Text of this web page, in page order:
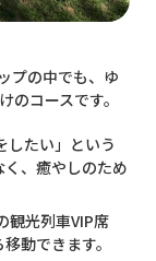
プの中でも、ゆ
コースです。
したい」という
、癒やしのため
観光列車VIP席
動できます。